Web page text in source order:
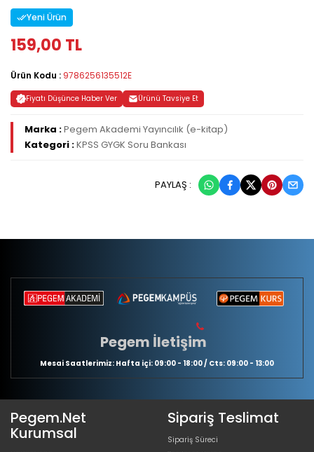
Yeni Ürün
159,00 TL
Ürün Kodu : 9786256135512E
Fiyatı Düşünce Haber Ver Ürünü Tavsiye Et
Marka :Pegem Akademi Yayıncılık (e-kitap)
Kategori :KPSS GYGK Soru Bankası
PAYLAŞ :
Pegem İletişim
Mesai Saatlerimiz: Hafta içi: 09:00 - 18:00 / Cts: 09:00 - 13:00
Pegem.Net
Kurumsal
Sipariş Teslimat
Sipariş Süreci